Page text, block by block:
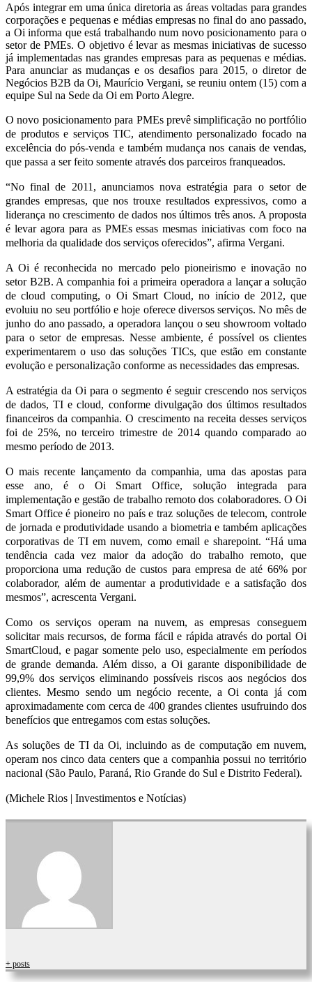
Após integrar em uma única diretoria as áreas voltadas para grandes
corporações e pequenas e médias empresas no final do ano passado,
a Oi informa que está trabalhando num novo posicionamento para o
setor de PMEs. O objetivo é levar as mesmas iniciativas de sucesso
já implementadas nas grandes empresas para as pequenas e médias.
Para anunciar as mudanças e os desafios para 2015, o diretor de
Negócios B2B da Oi, Maurício Vergani, se reuniu ontem (15) com a
equipe Sul na Sede da Oi em Porto Alegre.
O novo posicionamento para PMEs prevê simplificação no portfólio
de produtos e serviços TIC, atendimento personalizado focado na
excelência do pós-venda e também mudança nos canais de vendas,
que passa a ser feito somente através dos parceiros franqueados.
“No final de 2011, anunciamos nova estratégia para o setor de
grandes empresas, que nos trouxe resultados expressivos, como a
liderança no crescimento de dados nos últimos três anos. A proposta
é levar agora para as PMEs essas mesmas iniciativas com foco na
melhoria da qualidade dos serviços oferecidos”, afirma Vergani.
A Oi é reconhecida no mercado pelo pioneirismo e inovação no
setor B2B. A companhia foi a primeira operadora a lançar a solução
de cloud computing, o Oi Smart Cloud, no início de 2012, que
evoluiu no seu portfólio e hoje oferece diversos serviços. No mês de
junho do ano passado, a operadora lançou o seu showroom voltado
para o setor de empresas. Nesse ambiente, é possível os clientes
experimentarem o uso das soluções TICs, que estão em constante
evolução e personalização conforme as necessidades das empresas.
A estratégia da Oi para o segmento é seguir crescendo nos serviços
de dados, TI e cloud, conforme divulgação dos últimos resultados
financeiros da companhia. O crescimento na receita desses serviços
foi de 25%, no terceiro trimestre de 2014 quando comparado ao
mesmo período de 2013.
O mais recente lançamento da companhia, uma das apostas para
esse ano, é o Oi Smart Office, solução integrada para
implementação e gestão de trabalho remoto dos colaboradores. O Oi
Smart Office é pioneiro no país e traz soluções de telecom, controle
de jornada e produtividade usando a biometria e também aplicações
corporativas de TI em nuvem, como email e sharepoint. “Há uma
tendência cada vez maior da adoção do trabalho remoto, que
proporciona uma redução de custos para empresa de até 66% por
colaborador, além de aumentar a produtividade e a satisfação dos
mesmos”, acrescenta Vergani.
Como os serviços operam na nuvem, as empresas conseguem
solicitar mais recursos, de forma fácil e rápida através do portal Oi
SmartCloud, e pagar somente pelo uso, especialmente em períodos
de grande demanda. Além disso, a Oi garante disponibilidade de
99,9% dos serviços eliminando possíveis riscos aos negócios dos
clientes. Mesmo sendo um negócio recente, a Oi conta já com
aproximadamente com cerca de 400 grandes clientes usufruindo dos
benefícios que entregamos com estas soluções.
As soluções de TI da Oi, incluindo as de computação em nuvem,
operam nos cinco data centers que a companhia possui no território
nacional (São Paulo, Paraná, Rio Grande do Sul e Distrito Federal).
(Michele Rios | Investimentos e Notícias)
+ posts